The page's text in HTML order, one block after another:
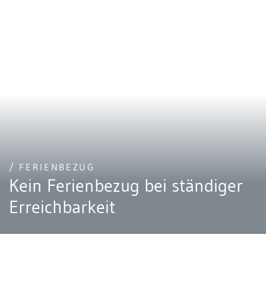
/ FERIENBEZUG
Kein Ferienbezug bei ständiger
Erreichbarkeit